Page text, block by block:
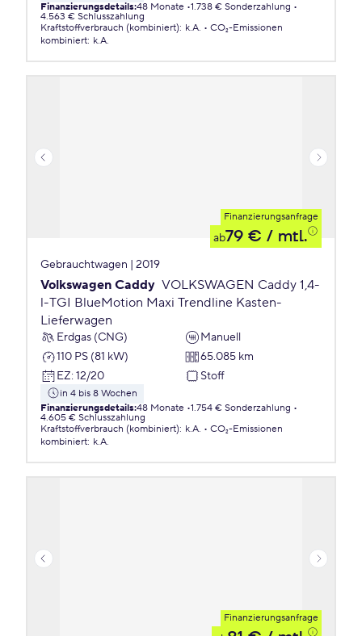
Finanzierungsdetails:48 Monate 1.738 € Sonderzahlung
4.563 € Schlusszahlung
Kraftstoffverbrauch (kombiniert): k.A.
CO₂-Emissionen
kombiniert: k.A.
Finanzierungsanfrage
ab79 € / mtl.
Gebrauchtwagen | 2019
Volkswagen Caddy VOLKSWAGEN Caddy 1,4-
l-TGI BlueMotion Maxi Trendline Kasten-
Lieferwagen
Erdgas (CNG)
Manuell
110 PS (81 kW)
65.085 km
EZ: 12/20 Stoff
in 4 bis 8 Wochen
Finanzierungsdetails:48 Monate 1.754 € Sonderzahlung
4.605 € Schlusszahlung
Kraftstoffverbrauch (kombiniert): k.A.
CO₂-Emissionen
kombiniert: k.A.
Finanzierungsanfrage